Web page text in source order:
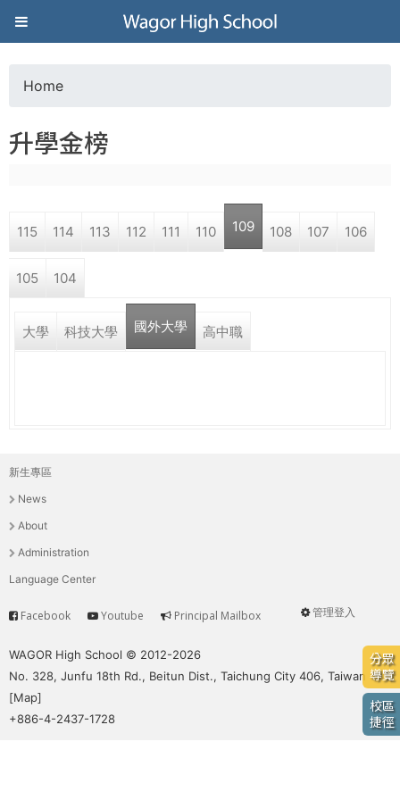
Jump to navigation
葳
格
高
學
培
養
具
國
移
動
的
世
界
公
o
a
r
e
r
e
Home
升學金榜
115 114 113 112 111 110 109 108 107 106
105 104
大學 科技大學 國外大學 高中職
分眾
導覽
校區
捷徑
主
選
單
新生專區
News
About
Administration
Language Center
User
管理登入
Service
Facebook Youtube Principal Mailbox
WAGOR High School © 2012-2026
No. 328, Junfu 18th Rd., Beitun Dist., Taichung City 406, Taiwan
[Map]
+886-4-2437-1728